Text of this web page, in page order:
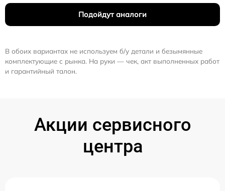
Подойдут аналоги
В обоих вариантах не используем б/у детали и безымянные
комплектующие с рынка. На руки — чек, акт выполненных работ
и гарантийный талон.
Акции сервисного
центра